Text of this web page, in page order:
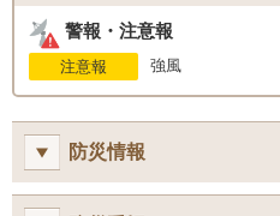
警報・注意報
注意報
強風
防災情報